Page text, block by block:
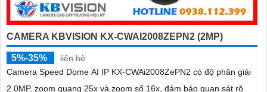
CAMERA KBVISION KX-CWAI2008ZEPN2 (2MP)
5%-35%
liên hệ
Camera Speed Dome AI IP KX-CWAi2008ZePN2 có độ phân giải
2.0MP, zoom quang 25x và zoom số 16x, đảm bảo quan sát rõ